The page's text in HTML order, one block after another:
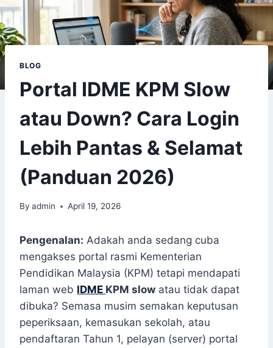
BLOG
Portal IDME KPM Slow
atau Down? Cara Login
Lebih Pantas & Selamat
(Panduan 2026)
By admin April 19, 2026
Pengenalan: Adakah anda sedang cuba
mengakses portal rasmi Kementerian
Pendidikan Malaysia (KPM) tetapi mendapati
laman web IDME KPM slow atau tidak dapat
dibuka? Semasa musim semakan keputusan
peperiksaan, kemasukan sekolah, atau
pendaftaran Tahun 1, pelayan (server) portal